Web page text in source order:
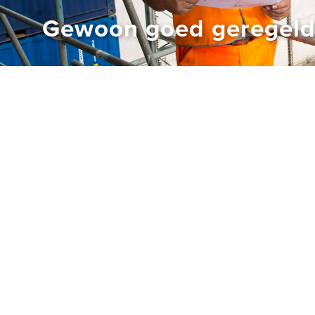
Gewoon goed geregeld